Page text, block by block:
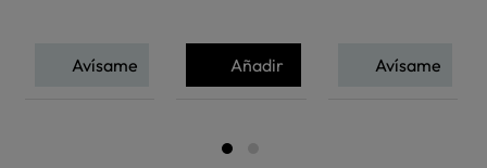
Avísame Añadir Avísame